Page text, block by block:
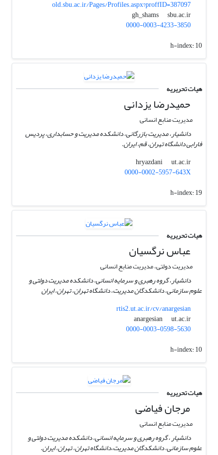
old.sbu.ac.ir/Pages/Profiles.aspx?proffID=387097
gh_shams
sbu.ac.ir
0000-0003-4233-3850
h-index:10
هیات تحریریه
حمیدرضا یزدانی
مدیریت منابع انسانی
دانشیار، مدیریت بازرگانی، دانشکده مدیریت و حسابداری، پردیس
فارابی دانشگاه تهران، قم، ایران.
hryazdani
ut.ac.ir
0000-0002-5957-643X
h-index:19
هیات تحریریه
عباس نرگسیان
مدیریت دولتی، مدیریت منابع انسانی
دانشیار، گروه رهبری و سرمایه انسانی، دانشکده مدیریت دولتی و
علوم سازمانی، دانشکدگان مدیریت، دانشگاه تهران، تهران، ایران
rtis2.ut.ac.ir/cv/anargesian
anargesian
ut.ac.ir
0000-0003-0598-5630
h-index:10
هیات تحریریه
مرجان فیاضی
مدیریت منابع انسانی
دانشیار ، گروه رهبری و سرمایه انسانی، دانشکده مدیریت دولتی و
علوم سازمانی، دانشکدگان مدیریت،دانشگاه تهران، تهران، ایران.